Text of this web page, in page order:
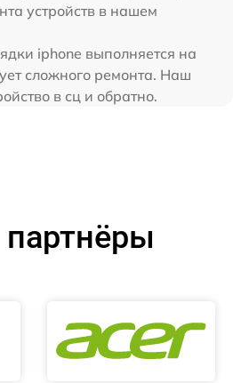
устройств в нашем
iphone выполняется на
сложного ремонта. Наш
в сц и обратно.